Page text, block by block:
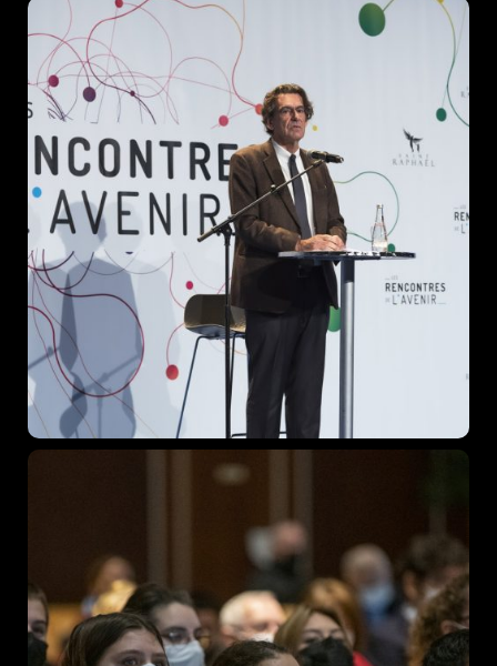
Topics
Business Engineering Growth Platform